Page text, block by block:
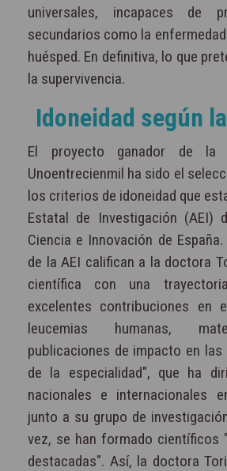
universales, incapaces de
secundarios como la
huésped. En definitiva, lo que
la supervivencia.
Idoneidad según
El proyecto ganador de la
Unoentrecienmil ha sido el
los criterios de idoneidad que
Estatal de Investigación (AEI)
Ciencia e Innovación de
de la AEI califican a la doctora
científica con una
excelentes contribuciones en
leucemias humanas,
publicaciones de impacto en
de la especialidad", que ha
nacionales e internacionales
junto a su grupo de
vez, se han formado científicos
destacadas". Así, la doctora